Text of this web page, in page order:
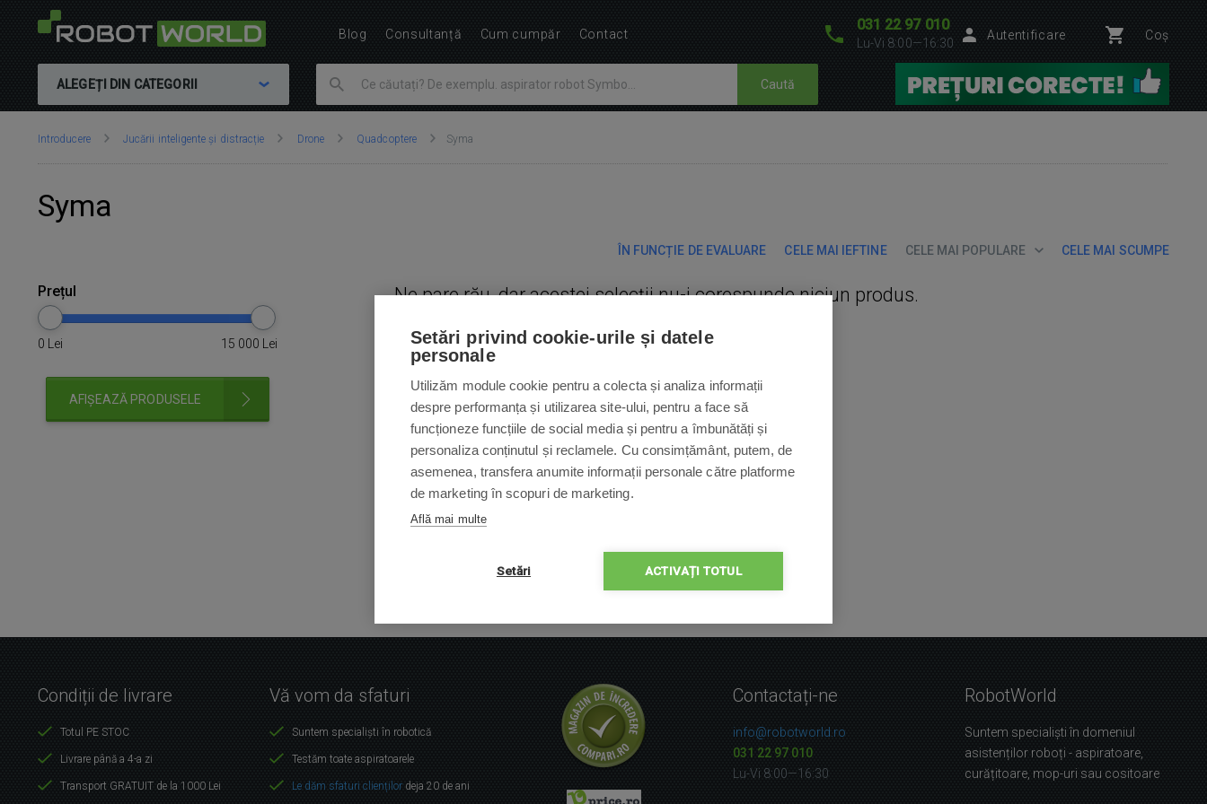
031 22 97 010
Lu-Vi 8:00—16:30
Autentificare Coș
ALEGEȚI DIN CATEGORII Caută
Vă
Introducere Jucării inteligente și distracție Drone Quadcoptere Syma
Syma
ÎN FUNCȚIE DE EVALUARE CELE MAI IEFTINE CELE MAI POPULARE CELE MAI SCUMPE
Ne pare rău, dar acestei selecții nu-i corespunde niciun produs.
Prețul
0 Lei 15 000 Lei
AFIȘEAZĂ PRODUSELE
Blog Consultanță Cum cumpăr Contact
Condiții de livrare
Totul PE STOC
Livrare până a 4-a zi
Transport GRATUIT de la 1000 Lei
Vă vom da sfaturi
Suntem specialiști în robotică
Testăm toate aspiratoarele
Le dăm sfaturi clienților deja 20 de ani
Contactați-ne
info@robotworld.ro
031 22 97 010
Lu-Vi 8:00—16:30
RobotWorld
Suntem specialiști în domeniul
asistenților roboți - aspiratoare,
curățitoare, mop-uri sau cositoare
Setări privind cookie-urile și datele
personale
Utilizăm module cookie pentru a colecta și analiza informații
despre performanța și utilizarea site-ului, pentru a face să
funcționeze funcțiile de social media și pentru a îmbunătăți și
personaliza conținutul și reclamele. Cu consimțământ, putem, de
asemenea, transfera anumite informații personale către platforme
de marketing în scopuri de marketing.
Află mai multe
Setări ACTIVAȚI TOTUL